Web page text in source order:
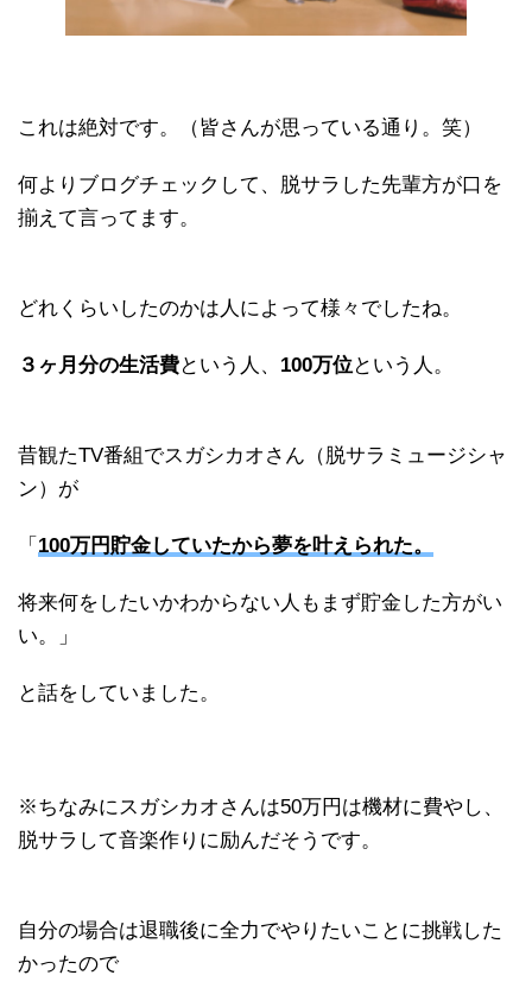
これは絶対です。（皆さんが思っている通り。笑）
何よりブログチェックして、脱サラした先輩方が口を
揃えて言ってます。
どれくらいしたのかは人によって様々でしたね。
３ヶ月分の生活費という人、 100万位という人。
昔観たTV番組でスガシカオさん（脱サラミュージシャ
ン）が
「 100万円貯金していたから夢を叶えられた。
将来何をしたいかわからない人もまず貯金した方がい
い。」
と話をしていました。
※ちなみにスガシカオさんは50万円は機材に費やし、
脱サラして音楽作りに励んだそうです。
自分の場合は退職後に全力でやりたいことに挑戦した
かったので